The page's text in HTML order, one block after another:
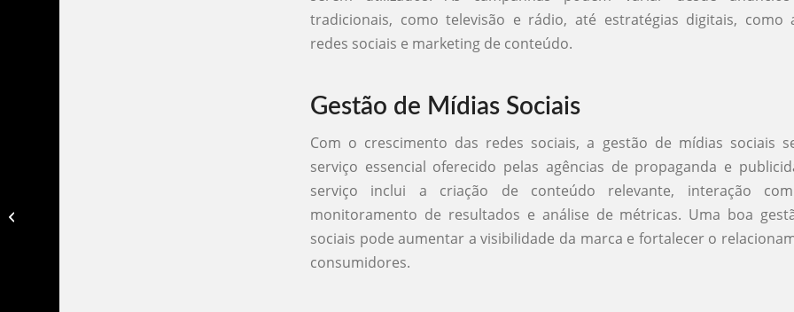
tradicionais, como televisão e rádio, até estratégias digitais, como
redes sociais e marketing de conteúdo.
Gestão de Mídias Sociais
Com o crescimento das redes sociais, a gestão de mídias sociais
serviço essencial oferecido pelas agências de propaganda e
serviço inclui a criação de conteúdo relevante, interação
monitoramento de resultados e análise de métricas. Uma boa
sociais pode aumentar a visibilidade da marca e fortalecer o
consumidores.